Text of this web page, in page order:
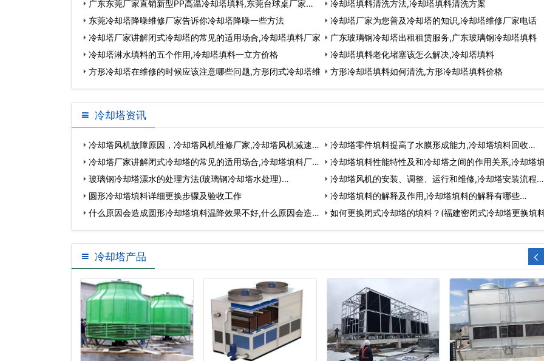
广东东莞厂家直销新型PP高温冷却塔填料,东莞台球桌厂家直
销
冷却塔填料清洗方法,冷却塔填料清洗方案
东莞冷却塔降噪维修厂家告诉你冷却塔降噪一些方法
冷却塔厂家为您普及冷却塔的知识,冷却塔维修厂家电话
冷却塔厂家讲解闭式冷却塔的常见的适用场合,冷却塔填料厂家
广东玻璃钢冷却塔出租租赁服务,广东玻璃钢冷却塔填料
冷却塔淋水填料的五个作用,冷却塔填料一立方价格
冷却塔填料老化堵塞该怎么解决,冷却塔填料
方形冷却塔在维修的时候应该注意哪些问题,方形闭式冷却塔维
方形冷却塔填料如何清洗,方形冷却塔填料价格
冷却塔资讯
冷却塔风机故障原因，冷却塔风机维修厂家,冷却塔风机减速
机…
冷却塔零件填料提高了水膜形成能力,冷却塔填料回收…
冷却塔厂家讲解闭式冷却塔的常见的适用场合,冷却塔填料厂
家…
冷却塔填料性能特性及和冷却塔之间的作用关系,冷却塔
材…
玻璃钢冷却塔漂水的处理方法(玻璃钢冷却塔水处理)…
冷却塔风机的安装、调整、运行和维修,冷却塔安装流程…
圆形冷却塔填料详细更换步骤及验收工作
冷却塔填料的解释及作用,冷却塔填料的解释有哪些…
什么原因会造成圆形冷却塔填料温降效果不好,什么原因会造
成…
如何更换闭式冷却塔的填料？(福建密闭式冷却塔更换填
冷却塔产品